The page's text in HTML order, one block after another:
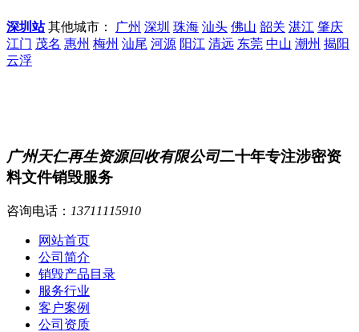
深圳站其他城市： 广州 深圳 珠海 汕头 佛山 韶关 湛江 肇庆
江门 茂名 惠州 梅州 汕尾 河源 阳江 清远 东莞 中山 潮州 揭阳
云浮
广州天仁再生资源回收有限公司二十年专注涉密资
料文件销毁服务
咨询电话： 13711115910
网站首页
公司简介
销毁产品目录
服务行业
客户案例
公司资质